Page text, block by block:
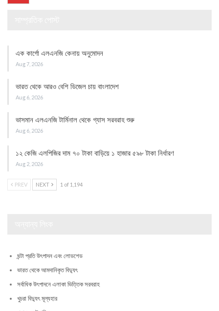
এক কার্গো এলএনজি কেনায় অনুমোদন
Aug 7, 2026
ভারত থেকে আরও বেশি ডিজেল চায় বাংলাদেশ
Aug 6, 2026
ভাসমান এলএনজি টার্মিনাল থেকে গ্যাস সরবরাহ শুরু
Aug 6, 2026
১২ কেজি এলপিজির দাম ৭০ টাকা বাড়িয়ে ১ হাজার ৫৯৮ টাকা নির্ধারণ
Aug 2, 2026
PREV NEXT 1 of 1,194
ঘন্টা প্রতি উৎপাদন এবং লোডশেড
ভারত থেকে আমদানিকৃত বিদ্যুৎ
সর্বাধিক উৎপাদনে এলাকা ভিত্তিক সরবরাহ
খুচরা বিদ্যুৎ মূল্যহার